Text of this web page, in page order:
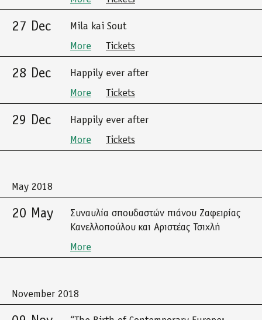
27 Dec
Mila kai Sout
More
Tickets
28 Dec
Happily ever after
More
Tickets
29 Dec
Happily ever after
More
Tickets
May 2018
20 May
Συναυλία σπουδαστών πιάνου Ζαφειρίας
Κανελλοπούλου και Αριστέας Τσιχλή
More
November 2018